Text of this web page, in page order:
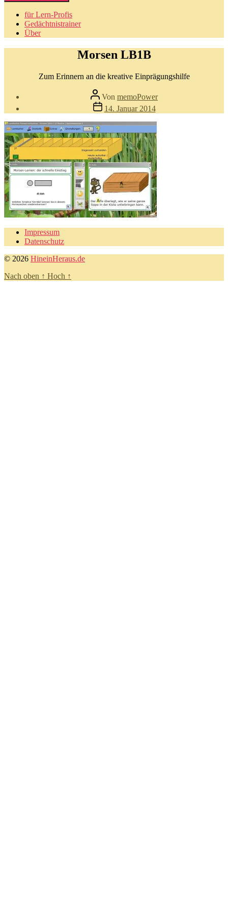
für Lern-Profis
Gedächtnistrainer
Über
Morsen LB1B
Zum Erinnern an die kreative Einprägungshilfe
Beitragsautor
Von memoPower
Beitragsdatum
14. Januar 2014
Impressum
Datenschutz
© 2026 HineinHeraus.de
Nach oben ↑ Hoch ↑